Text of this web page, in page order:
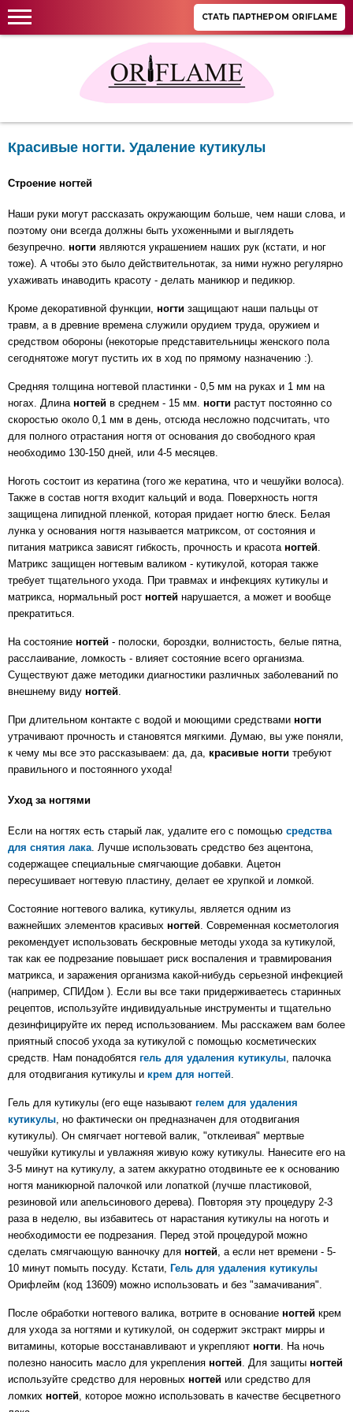
СТАТЬ ПАРТНЕРОМ ORIFLAME
Красивые ногти. Удаление кутикулы
Строение ногтей
Наши руки могут рассказать окружающим больше, чем наши слова, и
поэтому они всегда должны быть ухоженными и выглядеть
безупречно. ногти являются украшением наших рук (кстати, и ног
тоже). А чтобы это было действительнотак, за ними нужно регулярно
ухаживать инаводить красоту - делать маникюр и педикюр.
Кроме декоративной функции, ногти защищают наши пальцы от
травм, а в древние времена служили орудием труда, оружием и
средством обороны (некоторые представительницы женского пола
сегоднятоже могут пустить их в ход по прямому назначению :).
Средняя толщина ногтевой пластинки - 0,5 мм на руках и 1 мм на
ногах. Длина ногтей в среднем - 15 мм. ногти растут постоянно со
скоростью около 0,1 мм в день, отсюда несложно подсчитать, что
для полного отрастания ногтя от основания до свободного края
необходимо 130-150 дней, или 4-5 месяцев.
Ноготь состоит из кератина (того же кератина, что и чешуйки волоса).
Также в состав ногтя входит кальций и вода. Поверхность ногтя
защищена липидной пленкой, которая придает ногтю блеск. Белая
лунка у основания ногтя называется матриксом, от состояния и
питания матрикса зависят гибкость, прочность и красота ногтей.
Матрикс защищен ногтевым валиком - кутикулой, которая также
требует тщательного ухода. При травмах и инфекциях кутикулы и
матрикса, нормальный рост ногтей нарушается, а может и вообще
прекратиться.
На состояние ногтей - полоски, бороздки, волнистость, белые пятна,
расслаивание, ломкость - влияет состояние всего организма.
Существуют даже методики диагностики различных заболеваний по
внешнему виду ногтей.
При длительном контакте с водой и моющими средствами ногти
утрачивают прочность и становятся мягкими. Думаю, вы уже поняли,
к чему мы все это рассказываем: да, да, красивые ногти требуют
правильного и постоянного ухода!
Уход за ногтями
Если на ногтях есть старый лак, удалите его с помощью средства
для снятия лака. Лучше использовать средство без ацентона,
содержащее специальные смягчающие добавки. Ацетон
пересушивает ногтевую пластину, делает ее хрупкой и ломкой.
Состояние ногтевого валика, кутикулы, является одним из
важнейших элементов красивых ногтей. Современная косметология
рекомендует использовать бескровные методы ухода за кутикулой,
так как ее подрезание повышает риск воспаления и травмирования
матрикса, и заражения организма какой-нибудь серьезной инфекцией
(например, СПИДом ). Если вы все таки придерживаетесь старинных
рецептов, используйте индивидуальные инструменты и тщательно
дезинфицируйте их перед использованием. Мы расскажем вам более
приятный способ ухода за кутикулой с помощью косметических
средств. Нам понадобятся гель для удаления кутикулы, палочка
для отодвигания кутикулы и крем для ногтей.
Гель для кутикулы (его еще называют гелем для удаления
кутикулы, но фактически он предназначен для отодвигания
кутикулы). Он смягчает ногтевой валик, "отклеивая" мертвые
чешуйки кутикулы и увлажняя живую кожу кутикулы. Нанесите его на
3-5 минут на кутикулу, а затем аккуратно отодвиньте ее к основанию
ногтя маникюрной палочкой или лопаткой (лучше пластиковой,
резиновой или апельсинового дерева). Повторяя эту процедуру 2-3
раза в неделю, вы избавитесь от нарастания кутикулы на ноготь и
необходимости ее подрезания. Перед этой процедурой можно
сделать смягчающую ванночку для ногтей, а если нет времени - 5-
10 минут помыть посуду. Кстати, Гель для удаления кутикулы
Орифлейм (код 13609) можно использовать и без "замачивания".
После обработки ногтевого валика, вотрите в основание ногтей крем
для ухода за ногтями и кутикулой, он содержит экстракт мирры и
витамины, которые восстанавливают и укрепляют ногти. На ночь
полезно наносить масло для укрепления ногтей. Для защиты ногтей
используйте средство для неровных ногтей или средство для
ломких ногтей, которое можно использовать в качестве бесцветного